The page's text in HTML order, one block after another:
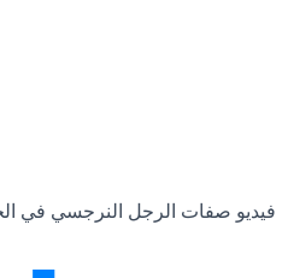
فيديو صفات الرجل النرجسي في